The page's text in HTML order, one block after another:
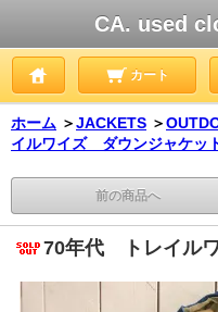
CA. used
カート
ホーム ＞JACKETS ＞
イルワイズ ダウンジャケッ
前の商品へ
70年代 トレイル